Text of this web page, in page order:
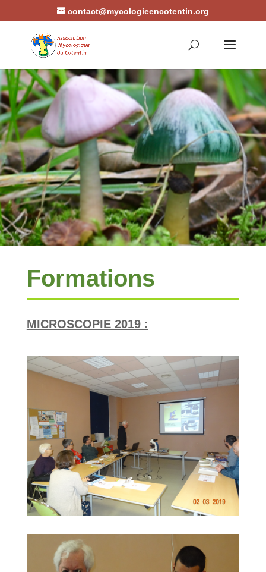
contact@mycologieencotentin.org
Formations
MICROSCOPIE 2019 :